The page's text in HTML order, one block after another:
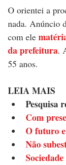
O orientei a
nada. Anúncio
com ele
da prefeitura.
55 anos.
LEIA MAIS
Pesquisa
Com
O futuro
Não